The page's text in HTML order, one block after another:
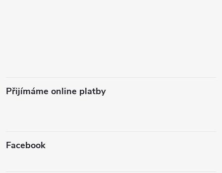
Přijímáme online platby
Facebook